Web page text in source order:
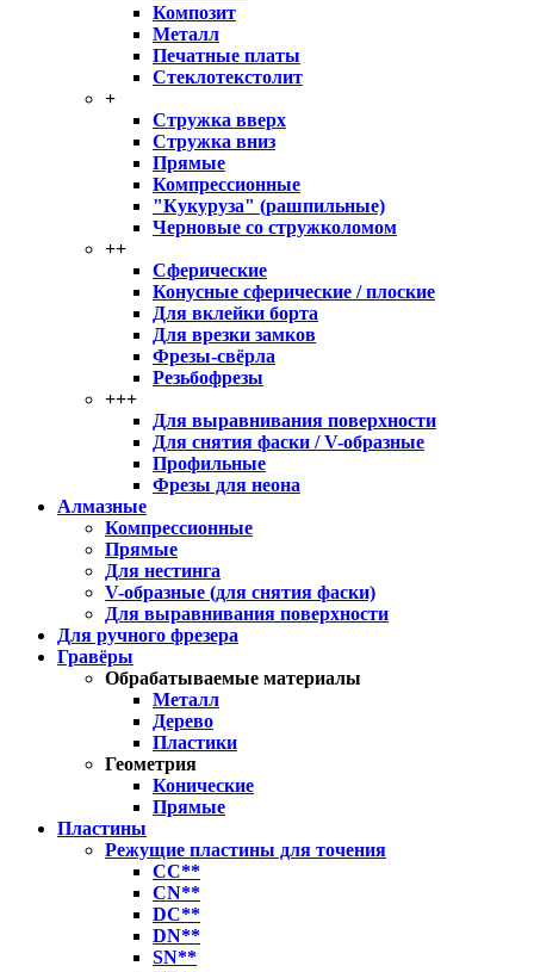
Композит
Металл
Печатные платы
Стеклотекстолит
+
Стружка вверх
Стружка вниз
Прямые
Компрессионные
"Кукуруза" (рашпильные)
Черновые со стружколомом
++
Сферические
Конусные сферические / плоские
Для вклейки борта
Для врезки замков
Фрезы-свёрла
Резьбофрезы
+++
Для выравнивания поверхности
Для снятия фаски / V-образные
Профильные
Фрезы для неона
Алмазные
Компрессионные
Прямые
Для нестинга
V-образные (для снятия фаски)
Для выравнивания поверхности
Для ручного фрезера
Гравёры
Обрабатываемые материалы
Металл
Дерево
Пластики
Геометрия
Конические
Прямые
Пластины
Режущие пластины для точения
CC**
CN**
DC**
DN**
SN**